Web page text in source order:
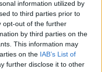
information utilized by
to third parties prior to
opt-out of the further
by third parties on the
This information may
on the IAB’s List of
further disclose it to other
udzieliłby pan
będą chcieli